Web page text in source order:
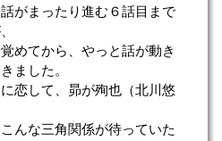
がまったり進む６話目まで
めてから、やっと話が動き
ました。
恋して、昴が殉也（北川悠
んな三角関係が待っていた